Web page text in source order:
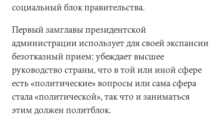
социальный блок правительства.
Первый замглавы президентской
администрации использует для своей экспансии
безотказный прием: убеждает высшее
руководство страны, что в той или иной сфере
есть «политические» вопросы или сама сфера
стала «политической», так что и заниматься
этим должен политблок.